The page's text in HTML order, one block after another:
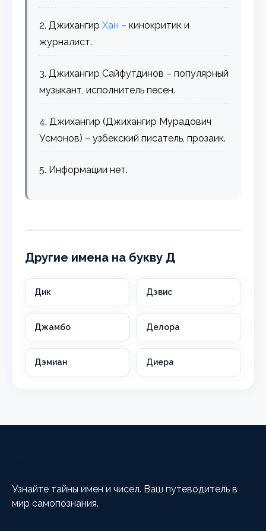
2. ДжихангирХан – кинокритик и
журналист.
3. Джихангир Сайфутдинов – популярный
музыкант, исполнитель песен.
4. Джихангир (Джихангир Мурадович
Усмонов) – узбекский писатель, прозаик.
5. Информации нет.
Другие имена на букву Д
Дик Дэвис
Джамбо Делора
Дэмиан Диера
Узнайте тайны имен и чисел. Ваш путеводитель в
мир самопознания.